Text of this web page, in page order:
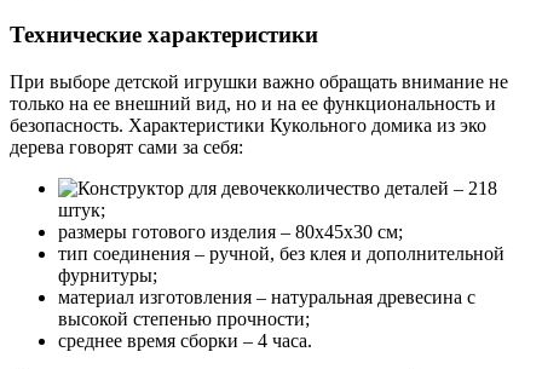
Технические характеристики
При выборе детской игрушки важно обращать внимание не
только на ее внешний вид, но и на ее функциональность и
безопасность. Характеристики Кукольного домика из эко
дерева говорят сами за себя:
количество деталей – 218
штук;
размеры готового изделия – 80х45х30 см;
тип соединения – ручной, без клея и дополнительной
фурнитуры;
материал изготовления – натуральная древесина с
высокой степенью прочности;
среднее время сборки – 4 часа.